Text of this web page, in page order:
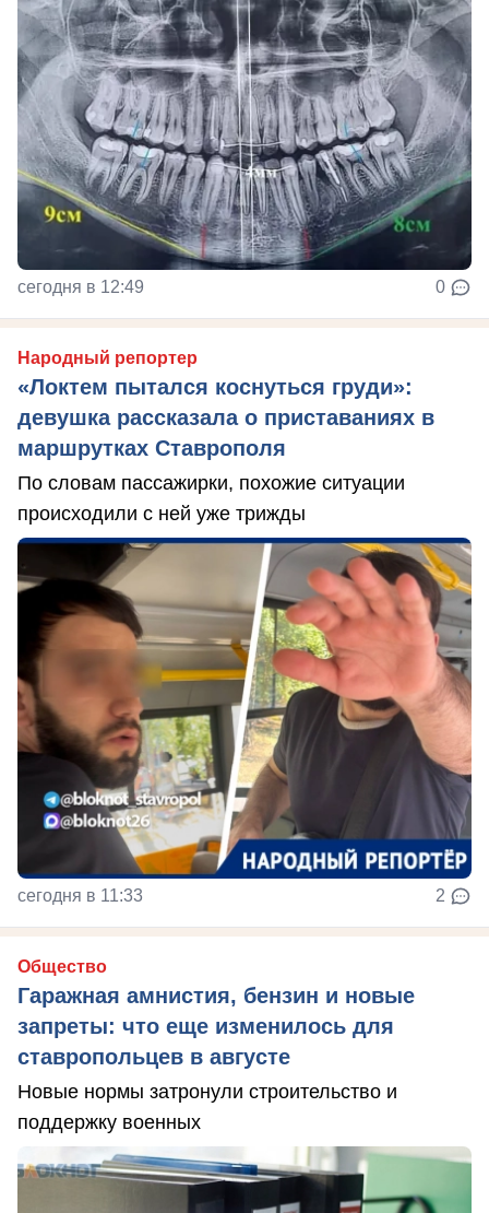
сегодня в 12:49 0
Народный репортер
«Локтем пытался коснуться груди»:
девушка рассказала о приставаниях в
маршрутках Ставрополя
По словам пассажирки, похожие ситуации
происходили с ней уже трижды
сегодня в 11:33 2
Общество
Гаражная амнистия, бензин и новые
запреты: что еще изменилось для
ставропольцев в августе
Новые нормы затронули строительство и
поддержку военных